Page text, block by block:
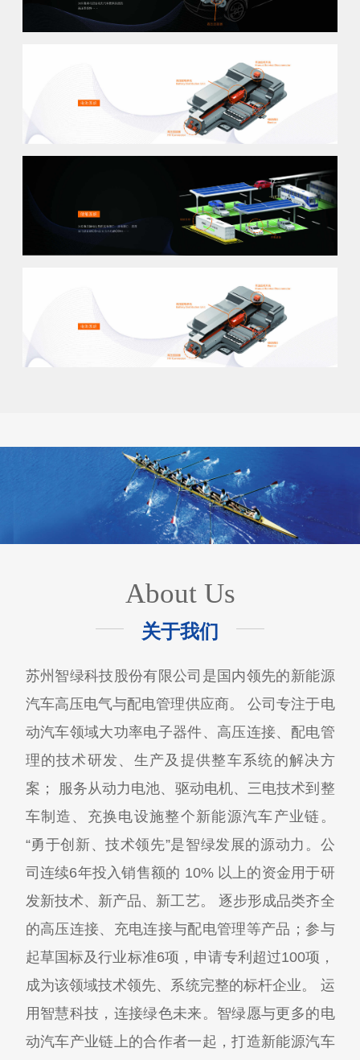
About Us
关于我们
苏州智绿科技股份有限公司是国内领先的新能源
汽车高压电气与配电管理供应商。 公司专注于电
动汽车领域大功率电子器件、高压连接、配电管
理的技术研发、生产及提供整车系统的解决方
案； 服务从动力电池、驱动电机、三电技术到整
车制造、充换电设施整个新能源汽车产业链。
“勇于创新、技术领先”是智绿发展的源动力。公
司连续6年投入销售额的 10% 以上的资金用于研
发新技术、新产品、新工艺。 逐步形成品类齐全
的高压连接、充电连接与配电管理等产品；参与
起草国标及行业标准6项，申请专利超过100项，
成为该领域技术领先、系统完整的标杆企业。 运
用智慧科技，连接绿色未来。智绿愿与更多的电
动汽车产业链上的合作者一起，打造新能源汽车